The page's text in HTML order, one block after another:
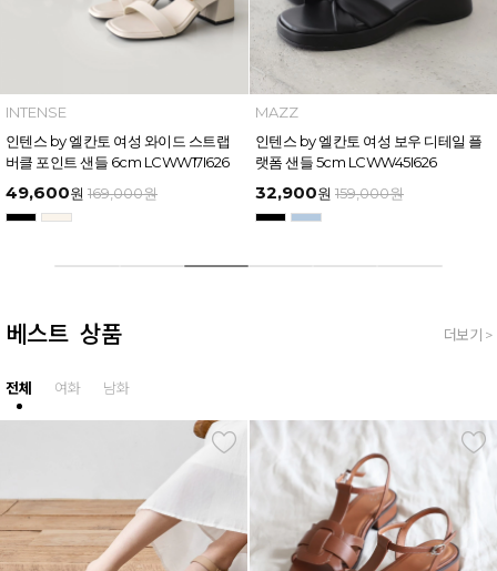
INTENSE
인텐스 by 엘칸토 여성 와이드 스트랩
버클 포인트 샌들 6cm LCWW17I626
49,600원 169,000원
MAZZ
인텐스 by 엘칸토 여성 보우 디테일 플
랫폼 샌들 5cm LCWW45I626
32,900원 159,000원
베스트 상품
전체 여화 남화
더보기 >